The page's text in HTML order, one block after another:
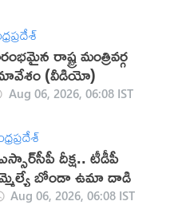
రాష్ట్ర మంత్రివర్గ
(వీడియో)
Aug 06, 2026, 06:08 IST
దీక్ష.. టీడీపీ
బోండా ఉమా దాడి
Aug 06, 2026, 06:08 IST